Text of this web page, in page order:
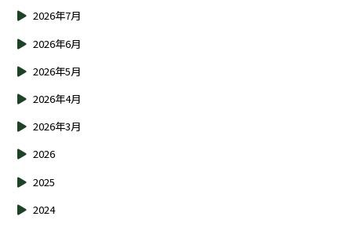
2026年7月
2026年6月
2026年5月
2026年4月
2026年3月
2026
2025
2024